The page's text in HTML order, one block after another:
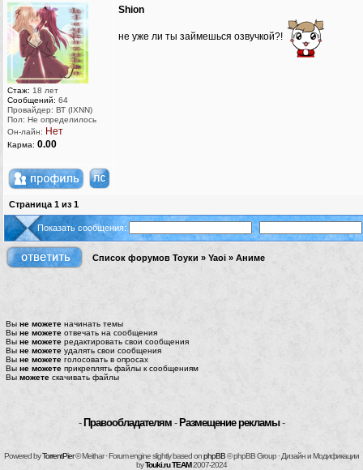
Стаж: 18 лет
Сообщений: 64
Провайдер: ВТ (IXNN)
Пол: Не определилось
Он-лайн: Нет
Карма: 0.00
Shion
не уже ли ты займешься озвучкой?!
Страница 1 из 1
Показать сообщения:
Список форумов Тоуки » Yaoi » Аниме
Вы не можете начинать темы
Вы не можете отвечать на сообщения
Вы не можете редактировать свои сообщения
Вы не можете удалять свои сообщения
Вы не можете голосовать в опросах
Вы не можете прикреплять файлы к сообщениям
Вы можете скачивать файлы
- Правообладателям - Размещение рекламы-
Powered byTorrentPier© Meithar · Forum engine slightly based onphpBB© phpBB Group · Дизайн и Модификации
byTouki.ru TEAM2007-2024